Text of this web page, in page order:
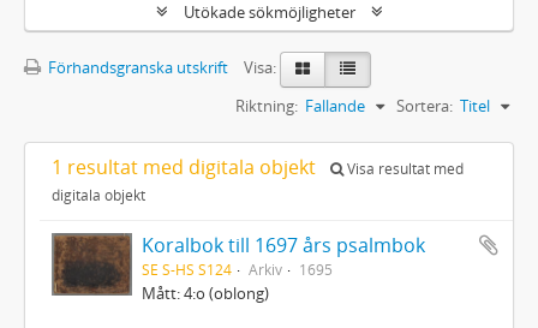
Utökade sökmöjligheter
Förhandsgranska utskrift
Visa:
Sortera: Titel
Riktning: Fallande
1 resultat med digitala objekt
Visa resultat med
digitala objekt
Koralbok till 1697 års psalmbok
SE S-HS S124 Arkiv 1695
Mått: 4:o (oblong)